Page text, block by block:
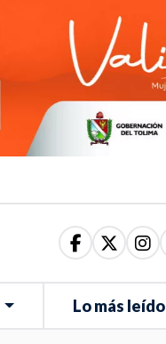
Lo más leído